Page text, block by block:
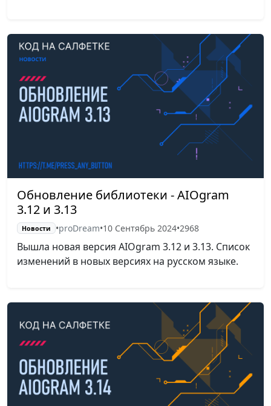
Обновление библиотеки - AIOgram
3.12 и 3.13
Новости •proDream•10 Сентябрь 2024•2968
Вышла новая версия AIOgram 3.12 и 3.13. Список
изменений в новых версиях на русском языке.